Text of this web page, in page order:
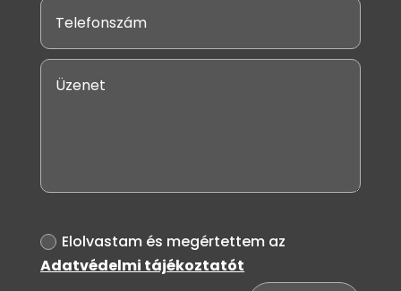
Elolvastam és megértettem az
Adatvédelmi tájékoztatót